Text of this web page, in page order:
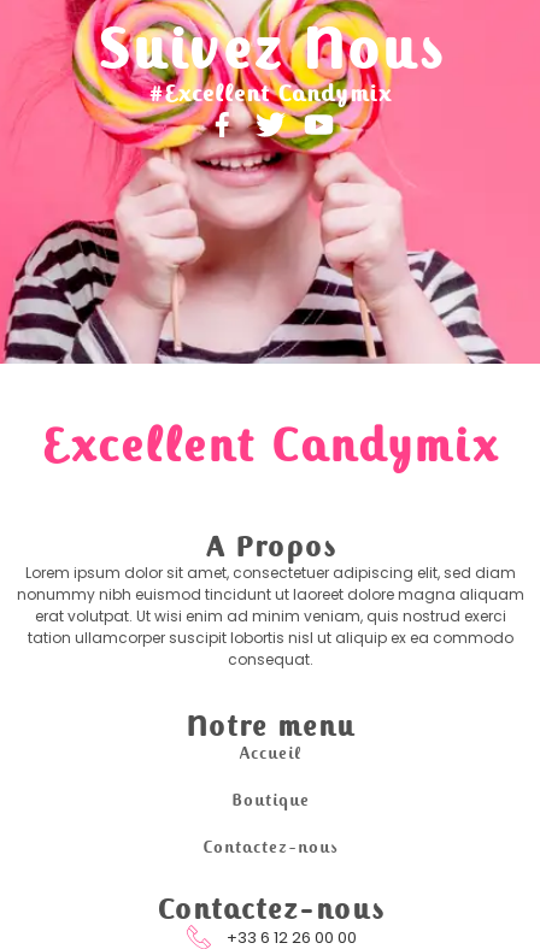
Suivez Nous
#Excellent Candymix
Excellent Candymix
A Propos
Lorem ipsum dolor sit amet, consectetuer adipiscing elit, sed diam
nonummy nibh euismod tincidunt ut laoreet dolore magna aliquam
erat volutpat. Ut wisi enim ad minim veniam, quis nostrud exerci
tation ullamcorper suscipit lobortis nisl ut aliquip ex ea commodo
consequat.
Notre menu
Accueil
Boutique
Contactez-nous
Contactez-nous
+33 6 12 26 00 00